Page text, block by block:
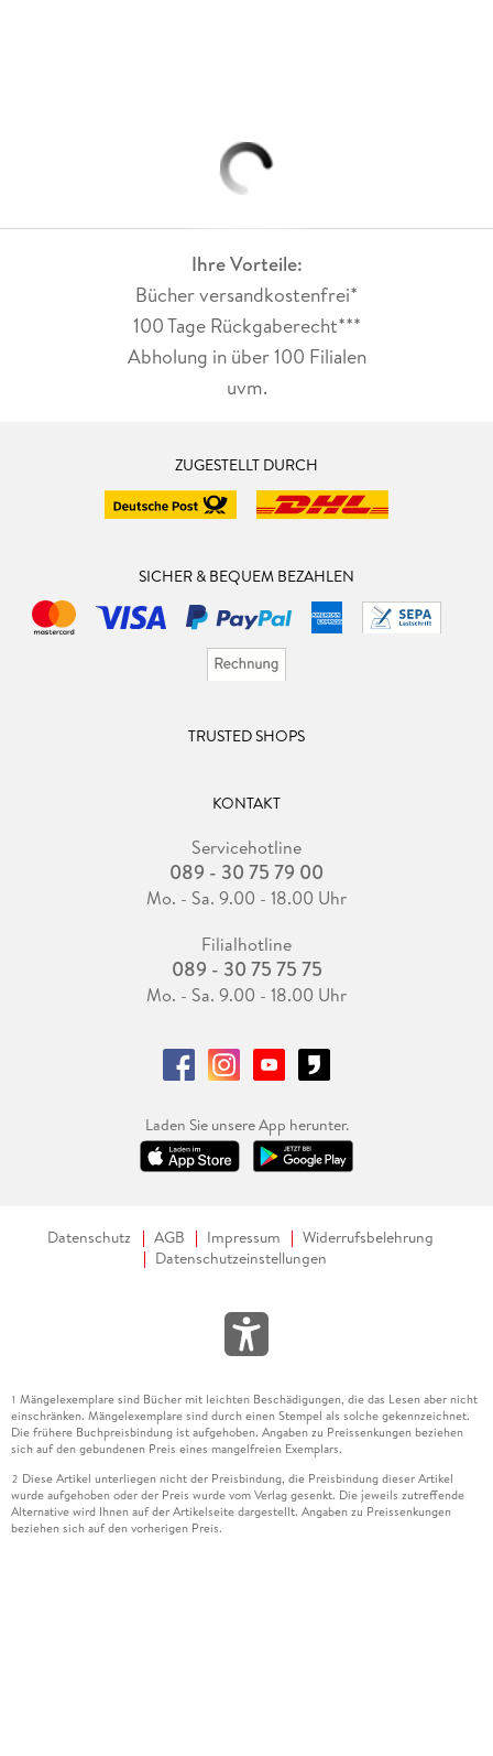
Ihre Vorteile:
Bücher versandkostenfrei*
100 Tage Rückgaberecht***
Abholung in über 100 Filialen
uvm.
ZUGESTELLT DURCH
SICHER & BEQUEM BEZAHLEN
TRUSTED SHOPS
KONTAKT
Servicehotline
089 - 30 75 79 00
Mo. - Sa. 9.00 - 18.00 Uhr
Filialhotline
089 - 30 75 75 75
Mo. - Sa. 9.00 - 18.00 Uhr
Laden Sie unsere App herunter.
Datenschutz AGB Impressum
Widerrufsbelehrung
Datenschutzeinstellungen
1 Mängelexemplare sind Bücher mit leichten Beschädigungen, die das Lesen aber nicht
einschränken. Mängelexemplare sind durch einen Stempel als solche gekennzeichnet.
Die frühere Buchpreisbindung ist aufgehoben. Angaben zu Preissenkungen beziehen
sich auf den gebundenen Preis eines mangelfreien Exemplars.
2 Diese Artikel unterliegen nicht der Preisbindung, die Preisbindung dieser Artikel
wurde aufgehoben oder der Preis wurde vom Verlag gesenkt. Die jeweils zutreffende
Alternative wird Ihnen auf der Artikelseite dargestellt. Angaben zu Preissenkungen
beziehen sich auf den vorherigen Preis.